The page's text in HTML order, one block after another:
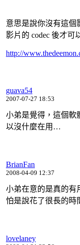
意思是說你沒有這個
影片的 codec 後才可
http://
guava54
2007-07-27 18:53
小弟是覺得，這個軟
以沒什麼在用…
BrianFan
2008-04-09 12:37
小弟在意的是真的有
怕是說花了很長的時
lovelaney